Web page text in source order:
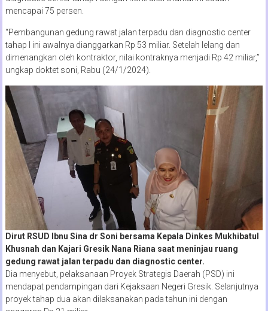
mencapai 75 persen.
“Pembangunan gedung rawat jalan terpadu dan diagnostic center
tahap I ini awalnya dianggarkan Rp 53 miliar. Setelah lelang dan
dimenangkan oleh kontraktor, nilai kontraknya menjadi Rp 42 miliar,”
ungkap doktet soni, Rabu (24/1/2024).
Dirut RSUD Ibnu Sina dr Soni bersama Kepala Dinkes Mukhibatul
Khusnah dan Kajari Gresik Nana Riana saat meninjau ruang
gedung rawat jalan terpadu dan diagnostic center.
Dia menyebut, pelaksanaan Proyek Strategis Daerah (PSD) ini
mendapat pendampingan dari Kejaksaan Negeri Gresik. Selanjutnya
proyek tahap dua akan dilaksanakan pada tahun ini dengan